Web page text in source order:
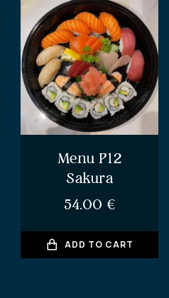
Menu P12
Sakura
54.00 €
ADD TO CART